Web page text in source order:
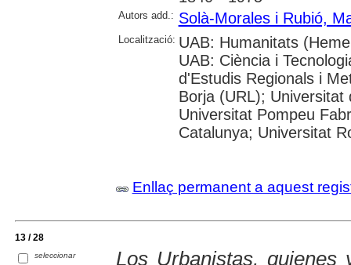
Autors add.: Solà-Morales i Rubió,
Localització: UAB: Humanitats
UAB: Ciència i
d'Estudis Regionals i
Borja (URL);
Universitat Pompeu
Catalunya; Universitat
Enllaç permanent a aquest
13 / 28
seleccionar Los Urbanistas, quienes